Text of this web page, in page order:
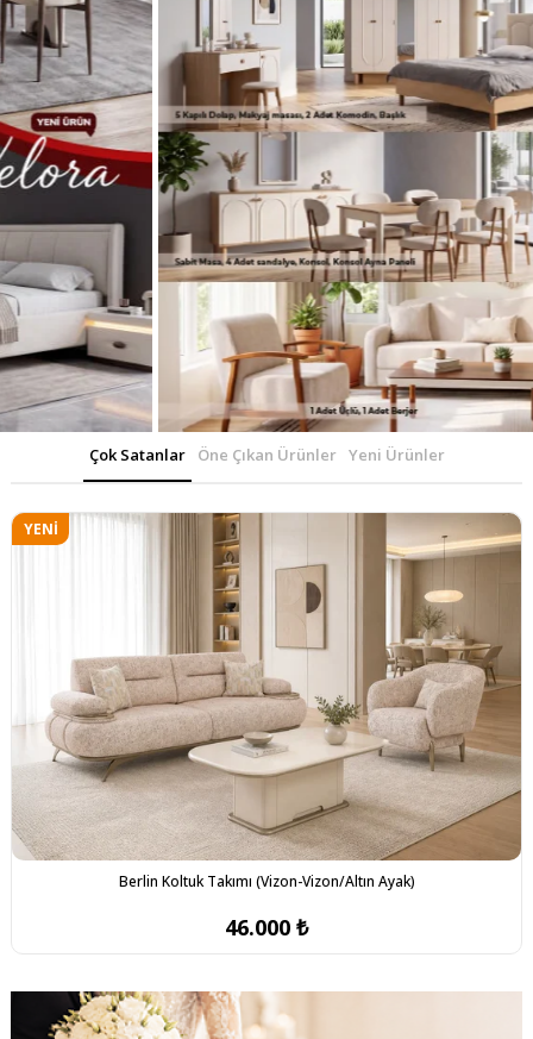
Çok Satanlar Öne Çıkan Ürünler Yeni Ürünler
Berlin Koltuk Takımı (Vizon-Vizon/Altın Ayak)
46.000 ₺
YENI
YENI
ÜRÜN
YENI
ÜRÜN